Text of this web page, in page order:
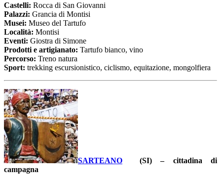
Castelli: Rocca di San Giovanni
Palazzi: Grancia di Montisi
Musei: Museo del Tartufo
Località: Montisi
Eventi: Giostra di Simone
Prodotti e artigianato: Tartufo bianco, vino
Percorso: Treno natura
Sport: trekking escursionistico, ciclismo, equitazione, mongolfiera
SARTEANO (SI) – cittadina di
campagna